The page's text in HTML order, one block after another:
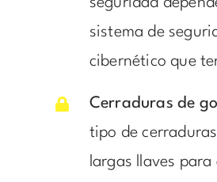
seguridad
sistema de
cibernético que
Cerraduras de
tipo de
largas llaves para